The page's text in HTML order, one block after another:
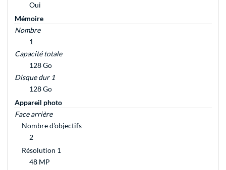
Oui
Mémoire
Nombre
1
Capacité totale
128 Go
Disque dur 1
128 Go
Appareil photo
Face arrière
Nombre d'objectifs
2
Résolution 1
48 MP